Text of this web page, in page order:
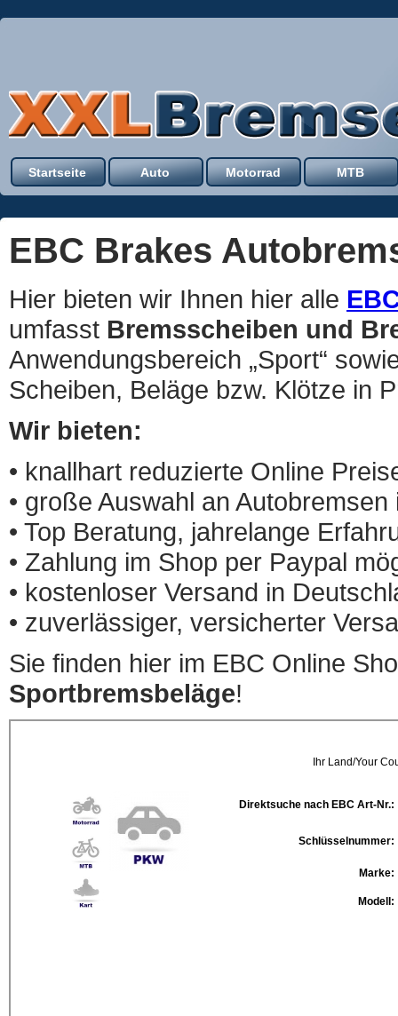
Startseite Auto Motorrad MTB
EBC Brakes
Hier bieten wir Ihnen hier alle
umfasst Bremsscheiben und
Anwendungsbereich „Sport“
Scheiben, Beläge bzw. Klötze in
Wir bieten:
• knallhart reduzierte Online
• große Auswahl an
• Top Beratung, jahrelange
• Zahlung im Shop per Paypal
• kostenloser Versand in
• zuverlässiger, versicherter
Sie finden hier im EBC Online
Sportbremsbeläge!